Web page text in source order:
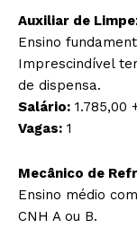
Auxiliar de
Ensino
Imprescindível
de dispensa.
Salário: 1.785,00
Vagas: 1
Mecânico de
Ensino médio
CNH A ou B.